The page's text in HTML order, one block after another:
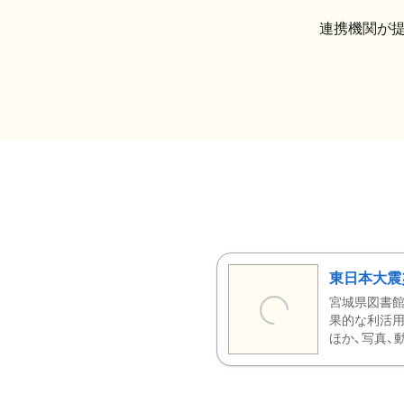
連携機関が
東日本大
宮城県図書
果的な利活
ほか、写真、